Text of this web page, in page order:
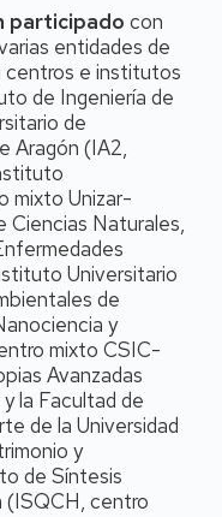
participado con
entidades de
centros e institutos
de Ingeniería de
de
Aragón (IA2,
mixto Unizar-
Ciencias Naturales,
Universitario
de
y
mixto CSIC-
Avanzadas
la Facultad de
de la Universidad
y
de Síntesis
(ISQCH, centro